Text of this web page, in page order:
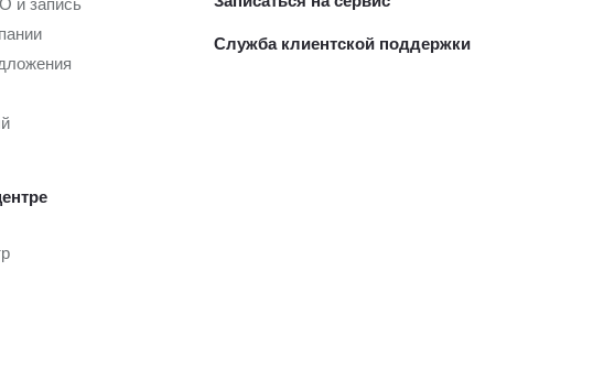
и запись
Служба клиентской поддержки